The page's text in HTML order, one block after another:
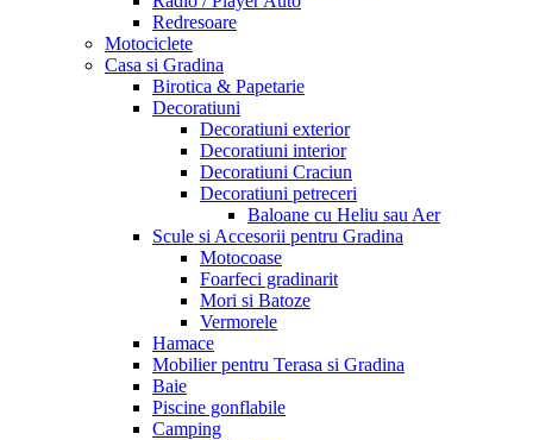
Redresoare
Motociclete
Casa si Gradina
Birotica & Papetarie
Decoratiuni
Decoratiuni exterior
Decoratiuni interior
Decoratiuni Craciun
Decoratiuni petreceri
Baloane cu Heliu sau Aer
Scule si Accesorii pentru Gradina
Motocoase
Foarfeci gradinarit
Mori si Batoze
Vermorele
Hamace
Mobilier pentru Terasa si Gradina
Baie
Piscine gonflabile
Camping